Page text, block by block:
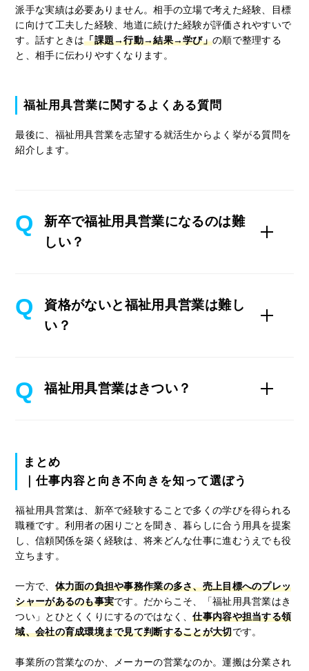
派手な実績は必要ありません。相手の立場で考えた経験、目標
に向けて工夫した経験、地道に続けた経験が評価されやすいで
す。話すときは「課題→行動→結果→学び」の順で整理する
と、相手に伝わりやすくなります。
福祉用具営業に関するよくある質問
最後に、福祉用具営業を志望する就活生からよく挙がる質問を
紹介します。
新卒で福祉用具営業になるのは難
しい？
資格がないと福祉用具営業は難し
い？
福祉用具営業はきつい？
まとめ
｜仕事内容と向き不向きを知って選ぼう
福祉用具営業は、新卒で経験することで多くの学びを得られる
職種です。利用者の困りごとを聞き、暮らしに合う用具を提案
し、信頼関係を築く経験は、将来どんな仕事に進むうえでも役
立ちます。
一方で、 体力面の負担や事務作業の多さ、売上目標へのプレッ
シャーがあるのも事実です。だからこそ、「福祉用具営業はき
つい」とひとくくりにするのではなく、仕事内容や担当する領
域、会社の育成環境まで見て判断することが大切です。
事業所の営業なのか、メーカーの営業なのか。運搬は分業され